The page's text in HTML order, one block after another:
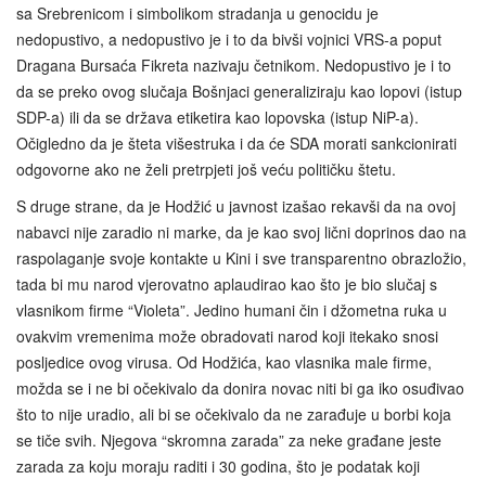
sa Srebrenicom i simbolikom stradanja u genocidu je
nedopustivo, a nedopustivo je i to da bivši vojnici VRS-a poput
Dragana Bursaća Fikreta nazivaju četnikom. Nedopustivo je i to
da se preko ovog slučaja Bošnjaci generaliziraju kao lopovi (istup
SDP-a) ili da se država etiketira kao lopovska (istup NiP-a).
Očigledno da je šteta višestruka i da će SDA morati sankcionirati
odgovorne ako ne želi pretrpjeti još veću političku štetu.
S druge strane, da je Hodžić u javnost izašao rekavši da na ovoj
nabavci nije zaradio ni marke, da je kao svoj lični doprinos dao na
raspolaganje svoje kontakte u Kini i sve transparentno obrazložio,
tada bi mu narod vjerovatno aplaudirao kao što je bio slučaj s
vlasnikom firme “Violeta”. Jedino humani čin i džometna ruka u
ovakvim vremenima može obradovati narod koji itekako snosi
posljedice ovog virusa. Od Hodžića, kao vlasnika male firme,
možda se i ne bi očekivalo da donira novac niti bi ga iko osuđivao
što to nije uradio, ali bi se očekivalo da ne zarađuje u borbi koja
se tiče svih. Njegova “skromna zarada” za neke građane jeste
zarada za koju moraju raditi i 30 godina, što je podatak koji